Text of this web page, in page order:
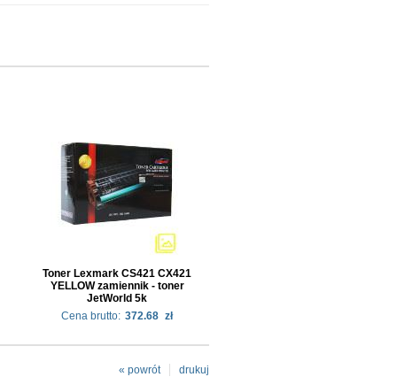
Toner Lexmark CS421 CX421
YELLOW zamiennik - toner
JetWorld 5k
Cena brutto: 372.68 zł
drukuj
« powrót